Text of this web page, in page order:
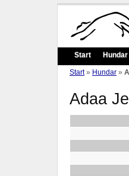
Start Hundar
Start» Hundar »
Adaa